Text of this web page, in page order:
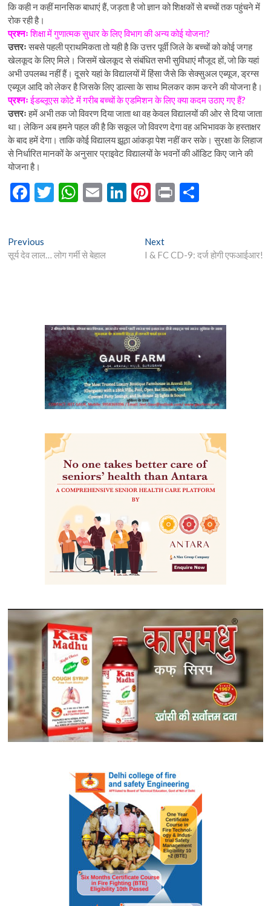
कि कही न कहीं मानसिक बाधाएं हैं, जड़ता है जो ज्ञान को शिक्षकों से बच्चों तक पहुंचने में
रोक रही है।
प्रश्नःशिक्षा में गुणात्मक सुधार के लिए विभाग की अन्य कोई योजना?
उत्तरःसबसे पहली प्राथमिकता तो यही है कि उत्तर पूर्वी जिले के बच्चों को कोई जगह
खेलकूद के लिए मिले। जिसमें खेलकूद से संबंधित सभी सुविधाएं मौजूद हों, जो कि यहां
अभी उपलब्ध नहीं हैं। दूसरे यहां के विद्यालयों में हिंसा जैसे कि सेक्सुअल एब्यूज, ड्रग्स
एब्यूज आदि को लेकर है जिसके लिए डाल्सा के साथ मिलकर काम करने की योजना है।
प्रश्नःईडब्लूएस कोटे में गरीब बच्चों के एडमिशन के लिए क्या कदम उठाए गए हैं?
उत्तरःहमें अभी तक जो विवरण दिया जाता था वह केवल विद्यालयों की ओर से दिया जाता
था। लेकिन अब हमने पहल की है कि सकूल जो विवरण देगा वह अभिभावक के हस्ताक्षर
के बाद हमें देगा। ताकि कोई विद्यालय झूठा आंकड़ा पेश नहीं कर सके। सुरक्षा के लिहाज
से निर्धारित मानकों के अनुसार प्राइवेट विद्यालयों के भवनों की ऑडिट किए जाने की
योजना है।
F
b
T
er
W
s
E
l
Li Pi
es
Pr
e
Post
navigation
Previous
post:
सूर्य देव लाल… लोग गर्मी से बेहाल
NextNext
post:
I & FC CD-9: दर्ज होगी एफआईआर!